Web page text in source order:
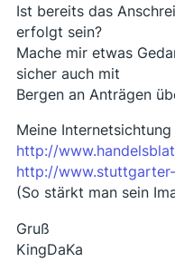
Ist bereits das
erfolgt sein?
Mache mir etwas
sicher auch mit
Bergen an Anträgen
Meine
http://
http://
(So stärkt man sein
Gruß
KingDaKa